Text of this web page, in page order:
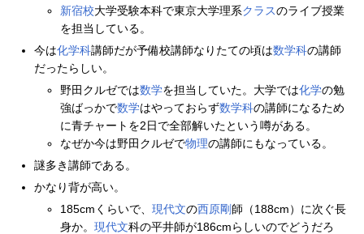
新宿校大学受験本科で東京大学理系クラスのライブ授業
を担当している。
今は化学科講師だが予備校講師なりたての頃は数学科の講師
だったらしい。
野田クルゼでは数学を担当していた。大学では化学の勉
強ばっかで数学はやっておらず数学科の講師になるため
に青チャートを2日で全部解いたという噂がある。
なぜか今は野田クルゼで物理の講師にもなっている。
謎多き講師である。
かなり背が高い。
185cmくらいで、 現代文の西原剛師（188cm）に次ぐ長
身か。 現代文科の平井師が186cmらしいのでどうだろ